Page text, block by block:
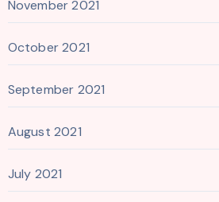
November 2021
October 2021
September 2021
August 2021
July 2021